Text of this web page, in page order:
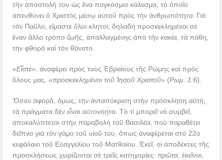
τὴν ἀποστολή του ὡς ἕνα παγκόσμιο κάλεσμα, τὸ ὁποῖο
ἀπευθύνει ὁ Χριστὸς μέσῳ αὐτοῦ πρὸς τὴν ἀνθρωπότητα. Γιὰ
τὸν Παῦλο, εἴμαστε ὅλοι κλητοί, δηλαδὴ προσκεκλημένοι σὲ
ἕναν ἄλλο τρόπο ζωῆς, ἀπαλλαγμένης ἀπὸ τὴν κακία, τὰ πάθη,
τὴν φθορὰ καὶ τὸν θάνατο.
«Εἶστε», ἀναφέρει πρὸς τοὺς Ἑβραίους τῆς Ρώμης καὶ πρὸς
ὅλους μας, «προσκεκλημένοι τοῦ Ἰησοῦ Χριστοῦ» (Ρωμ. 1:6).
Ὅσον ἀφορᾶ, ὅμως, τὴν ἀνταπόκριση στὴν πρόσκληση αὐτή,
τὰ πράγματα δὲν εἶναι αὐτονόητα. Τὸ τί μπορεῖ νὰ συμβεῖ,
ἀποκαλύπτεται στὴν παραβολὴ τοῦ Βασιλέα, ποὺ παραθέτει
δεῖπνο γιὰ τὸν γάμο τοῦ υἱοῦ του, ὅπως ἀναφέρεται στὸ 22ο
κεφάλαιο τοῦ Εὐαγγελίου τοῦ Ματθαίου. Ἐκεῖ, οἱ ἀποδέκτες τῆς
προσκλήσεως χωρίζονται σὲ τρεῖς κατηγορίες: πρῶτα, ἐκεῖνοι,